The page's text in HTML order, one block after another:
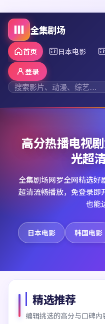
全集剧场
首页 日本电影
登录
高分热播电视
光超
全集剧场网罗全网精选好
超清流畅播放，免登录即
也能
日本电影 韩国电影
精选推荐
编辑挑选的高分与口碑内